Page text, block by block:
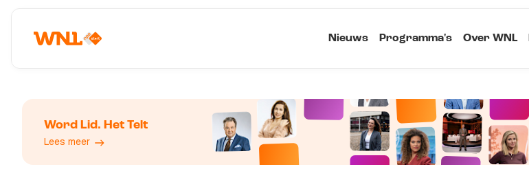
Nieuws Programma's Over WNL
Word Lid. Het Telt
Lees meer